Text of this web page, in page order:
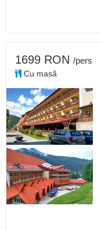
1699 RON /pers
Cu masă